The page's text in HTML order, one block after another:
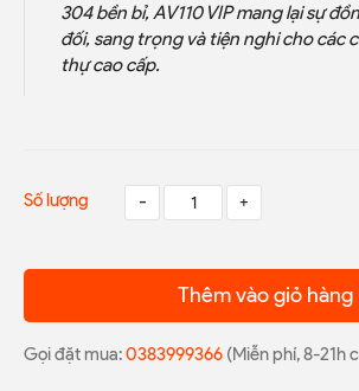
304 bền bỉ, AV110 VIP mang lại sự
đối, sang trọng và tiện nghi cho các
thự cao cấp.
Số lượng - +
Thêm vào giỏ hàng
Gọi đặt mua:0383999366 (Miễn phí, 8-21h